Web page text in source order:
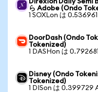
Direxion Daily Semi
ら Adobe (Ondo
1 SOXLon は
DoorDash (Ondo
Tokenized)
1 DASHon は
Disney (Ondo
Tokenized)
1 DISon は 0.399729